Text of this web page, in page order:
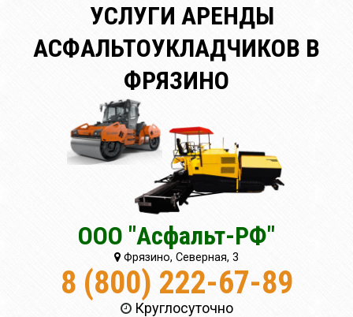
УСЛУГИ АРЕНДЫ
АСФАЛЬТОУКЛАДЧИКОВ В
ФРЯЗИНО
ООО "Асфальт-РФ"
Фрязино, Северная, 3
8 (800) 222-67-89
Круглосуточно